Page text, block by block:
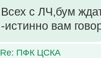
Всех с ЛЧ,бум
-истинно вам
Re: ПФК ЦСКА